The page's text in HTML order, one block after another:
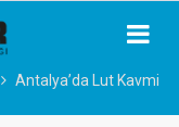
Antalya’da Lut Kavmi